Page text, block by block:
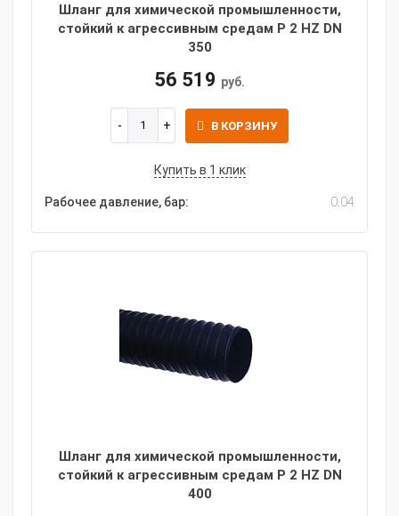
Шланг для химической промышленности,
стойкий к агрессивным средам P 2 HZ DN
350
56 519 руб.
В КОРЗИНУ
Купить в 1 клик
Рабочее давление, бар: 0.04
Шланг для химической промышленности,
стойкий к агрессивным средам P 2 HZ DN
400